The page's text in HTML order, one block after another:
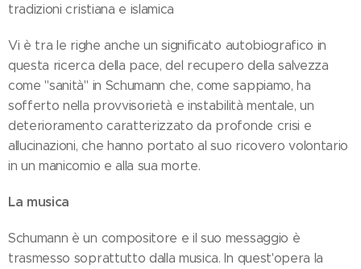
tradizioni cristiana e islamica
Vi è tra le righe anche un significato autobiografico in
questa ricerca della pace, del recupero della salvezza
come "sanità" in Schumann che, come sappiamo, ha
sofferto nella provvisorietà e instabilità mentale, un
deterioramento caratterizzato da profonde crisi e
allucinazioni, che hanno portato al suo ricovero volontario
in un manicomio e alla sua morte.
La musica
Schumann è un compositore e il suo messaggio è
trasmesso soprattutto dalla musica. In quest'opera la